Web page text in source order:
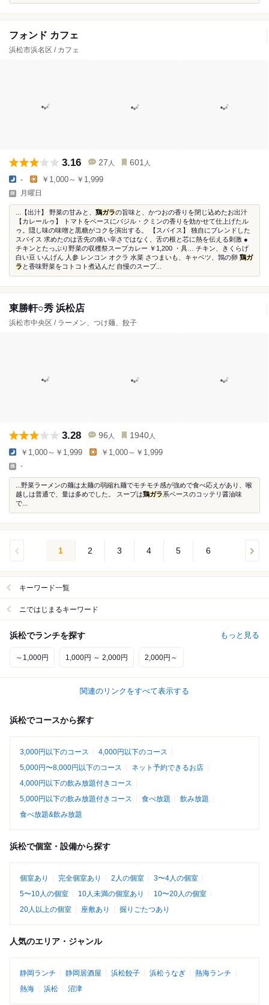
フォンド カフェ
浜松市浜名区 / カフェ
3.16 27 人 601 人
- ￥1,000～￥1,999
月曜日
...【出汁】 野菜の甘みと、 鶏ガラの旨味と、かつおの香りを閉じ込めたお出汁
【カレールゥ】 トマトをベースにバジル・クミンの香りを効かせて仕上げたル
ゥ。隠し味の味噌と黒糖がコクを演出する。 【スパイス】 独自にブレンドした
スパイス 求めたのは舌先の痛い辛さではなく、舌の根と芯に熱を伝える刺激 ●
チキンとたっぷり野菜の収穫祭スープカレー ￥1,200 ・具… チキン、きくらげ
白い豆 いんげん 人参 レンコン オクラ 水菜 さつまいも、キャベツ、鶉の卵 鶏ガ
ラ と香味野菜をコトコト煮込んだ 自慢のスープ...
東勝軒○秀 浜松店
浜松市中央区 / ラーメン、つけ麺、餃子
3.28 96 人 1940 人
￥1,000～￥1,999 ￥1,000～￥1,999
-
...野菜ラーメンの麺は太麺の弱縮れ麺でモチモチ感が強めで食べ応えがあり、喉
越しは普通で、量は多めでした。 スープは鶏ガラ系ベースのコッテリ醤油味
で...
1 2 3 4 5 6
キーワード一覧
ニではじまるキーワード
浜松でランチを探す もっと見る
～1,000円 1,000円 ～ 2,000円 2,000円～
関連のリンクをすべて表示する
浜松でコースから探す
3,000円以下のコース
4,000円以下のコース
5,000円〜8,000円以下のコース
ネット予約できるお店
4,000円以下の飲み放題付きコース
5,000円以下の飲み放題付きコース
食べ放題
飲み放題
食べ放題&飲み放題
浜松で個室・設備から探す
個室あり 完全個室あり 2人の個室
3〜4人の個室
5〜10人の個室
10人未満の個室あり
10〜20人の個室
20人以上の個室
座敷あり 掘りごたつあり
人気のエリア・ジャンル
静岡ランチ 静岡居酒屋 浜松餃子 浜松うなぎ
熱海ランチ
熱海
浜松 沼津